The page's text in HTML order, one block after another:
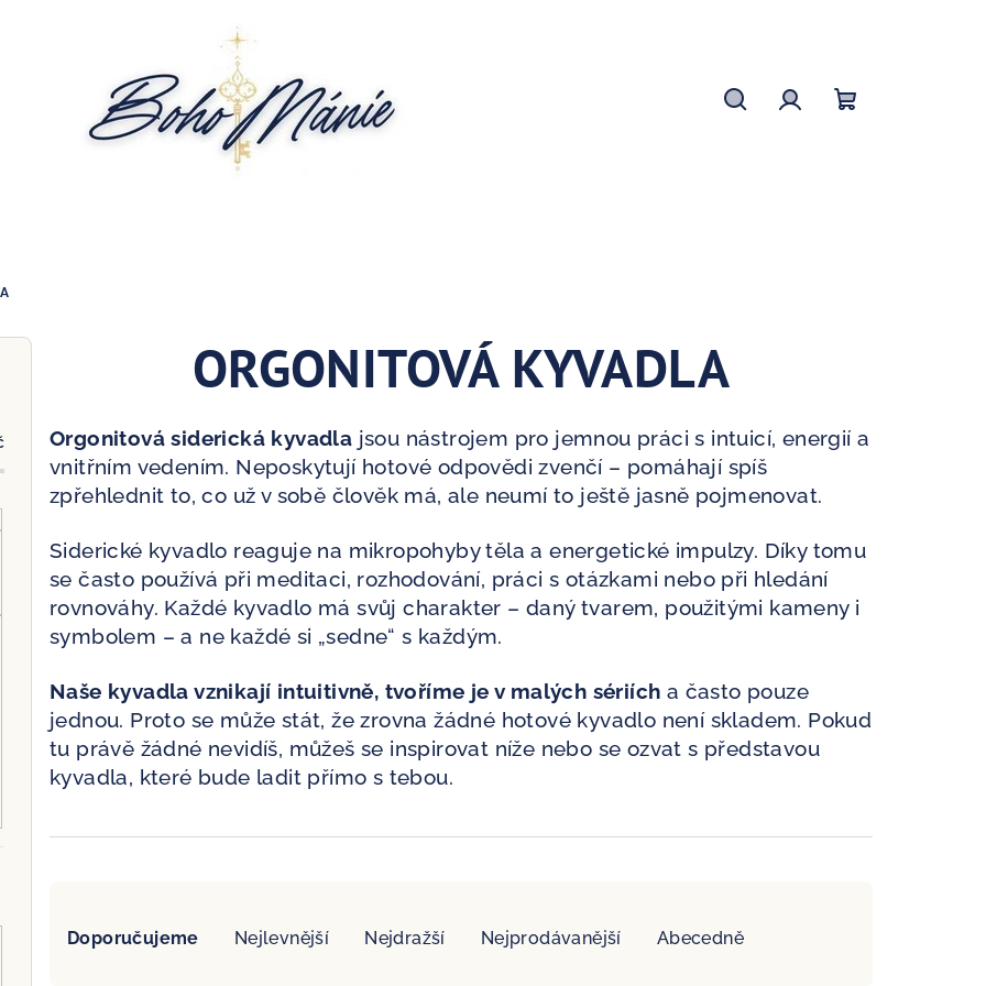
ORGONITOVÁ KYVADLA
Orgonitová siderická kyvadla jsou nástrojem pro jemnou práci s intuicí, energií a
vnitřním vedením. Neposkytují hotové odpovědi zvenčí – pomáhají spíš
zpřehlednit to, co už v sobě člověk má, ale neumí to ještě jasně pojmenovat.
Siderické kyvadlo reaguje na mikropohyby těla a energetické impulzy. Díky tomu
se často používá při meditaci, rozhodování, práci s otázkami nebo při hledání
rovnováhy. Každé kyvadlo má svůj charakter – daný tvarem, použitými kameny i
symbolem – a ne každé si „sedne“ s každým.
Naše kyvadla vznikají intuitivně, tvoříme je v malých sériích a často pouze
jednou. Proto se může stát, že zrovna žádné hotové kyvadlo není skladem. Pokud
tu právě žádné nevidíš, můžeš se inspirovat níže nebo se ozvat s představou
kyvadla, které bude ladit přímo s tebou.
Doporučujeme Nejlevnější Nejdražší Nejprodávanější Abecedně